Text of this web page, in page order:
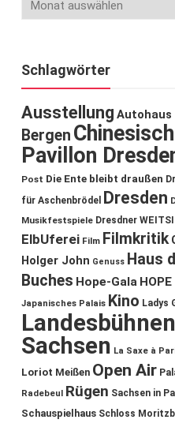
Schlagwörter
Ausstellung Autohaus
Bergen
Pavillon
Post Die Ente bleibt draußen
für Aschenbrödel
Dresden
Musikfestspiele Dresdner
ElbUferei Film Filmkritik
Holger John Genuss Haus
Buches Hope-Gala
Japanisches Palais Kino Ladys
Landesbühnen
Sachsen La Saxe à
Loriot Meißen Open Air
Radebeul Rügen Sachsen in
Schauspielhaus Schloss